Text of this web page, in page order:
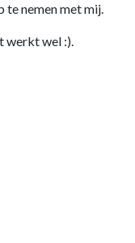
te nemen met mij.
werkt wel :).